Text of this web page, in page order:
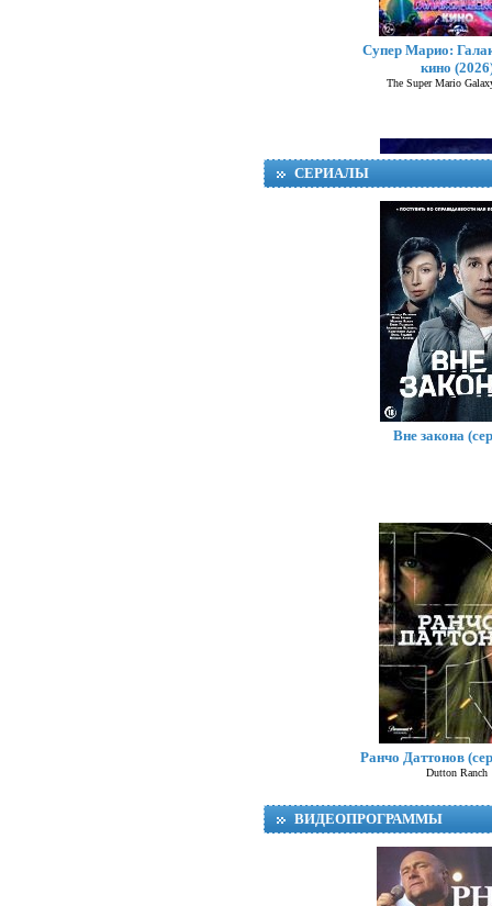
Супер Марио:
кино
The Super Mario
В чужой шкуре
Swapped
СЕРИАЛЫ
Вне закона
Ранчо Даттонов
Dutton Ranch
ВИДЕОПРОГРАММЫ